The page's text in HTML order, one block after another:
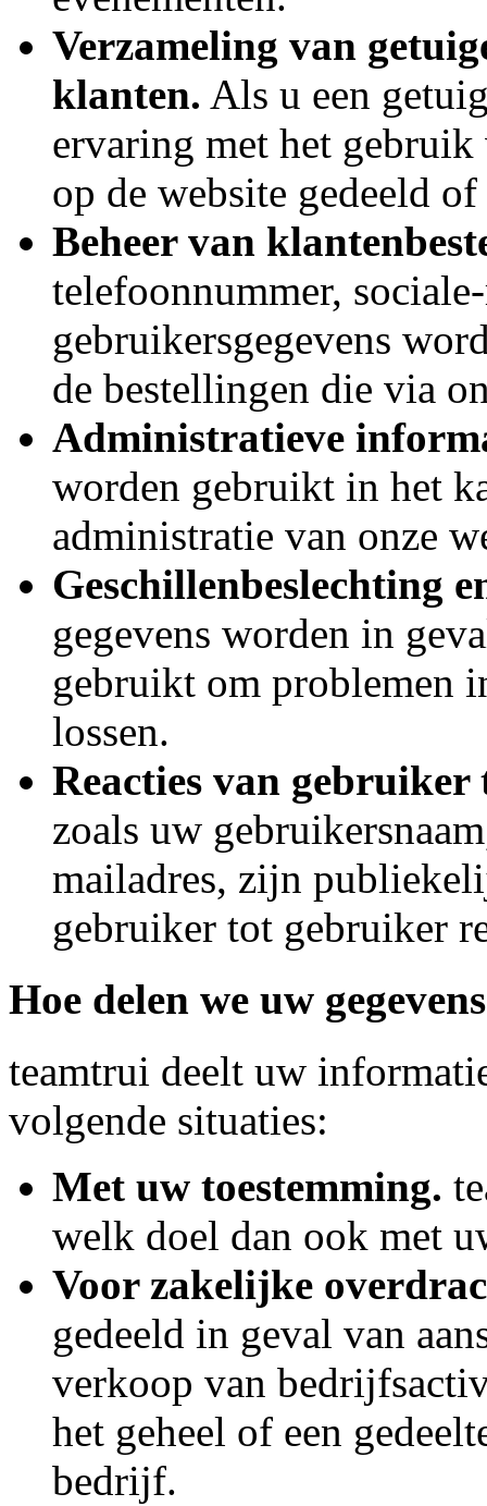
Verzameling van
klanten. Als u een
ervaring met het
op de website gedeeld
Beheer van
telefoonnummer,
gebruikersgegevens
de bestellingen die via
Administratieve
worden gebruikt in het
administratie van onze
Geschillenbeslechting
gegevens worden in
gebruikt om problemen
lossen.
Reacties van
zoals uw
mailadres, zijn
gebruiker tot gebruiker
Hoe delen we uw
teamtrui deelt uw
volgende situaties:
Met uw toestemming.
welk doel dan ook met
Voor zakelijke
gedeeld in geval van
verkoop van
het geheel of een
bedrijf.